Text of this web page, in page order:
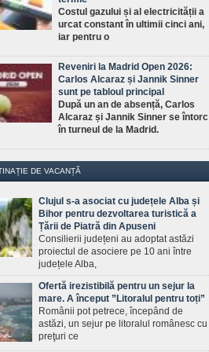
Costul gazului și al electricității a
urcat constant în ultimii cinci ani,
iar pentru o
Reveniri la Madrid Open 2026:
Carlos Alcaraz și Jannik Sinner
sunt pe tabloul principal
După un an de absență, Carlos
Alcaraz și Jannik Sinner se întorc
în turneul de la Madrid.
DE VACANȚĂ
Clujul s-a asociat cu județele Alba și
Bihor pentru dezvoltarea turistică a
Țării de Piatră din Apuseni
Consilierii județeni au adoptat astăzi
proiectul de asociere pe 10 ani între
județele Alba,
Ofertă irezistibilă pentru un sejur la
mare. A început ”Litoralul pentru toți”
Românii pot petrece, începând de
astăzi, un sejur pe litoralul românesc cu
preţuri ce